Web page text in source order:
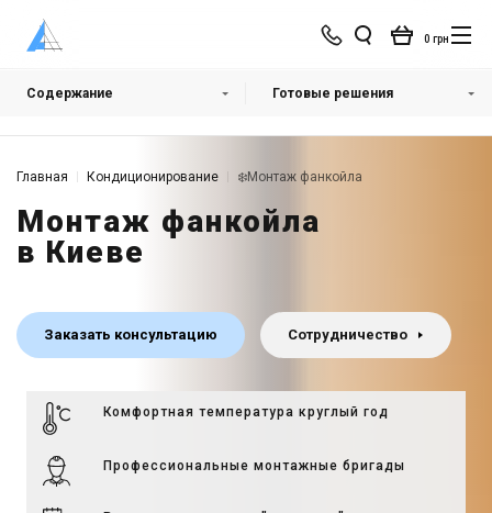
0 грн
Готовые решения
Главная Кондиционирование ❄️Монтаж фанкойла
Монтаж фанкойла
в Киеве
Заказать консультацию Сотрудничество
Комфортная температура круглый год
Профессиональные монтажные бригады
Содержание Готовые решения